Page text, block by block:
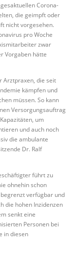
Corona-
die geimpft oder
nicht vorgesehen.
pro Woche
zwar
Vorgaben hätte
Arztpraxen, die seit
kämpfen und
müssen. So kann
Versorgungsauftrag
um
und auch noch
die ambulante
Dr. Ralf
führt zu
ohnehin schon
verfügbar und
die hohen Inzidenzen
senkt eine
Personen bei
in diesen